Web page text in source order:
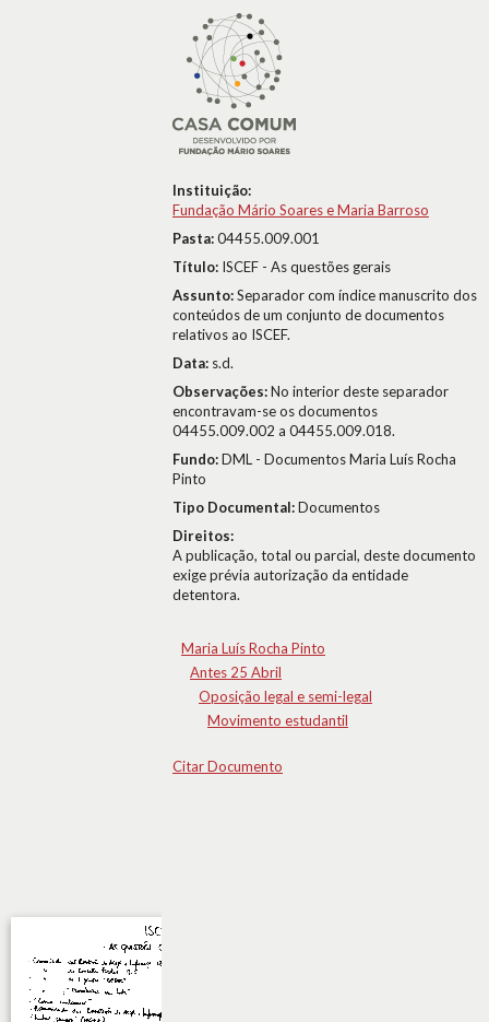
Instituição:
Fundação Mário Soares e Maria Barroso
Pasta:04455.009.001
Título: ISCEF - As questões gerais
Assunto:Separador com índice manuscrito dos
conteúdos de um conjunto de documentos
relativos ao ISCEF.
Data: s.d.
Observações:No interior deste separador
encontravam-se os documentos
04455.009.002 a 04455.009.018.
Fundo:DML - Documentos Maria Luís Rocha
Pinto
Tipo Documental:Documentos
Direitos:
A publicação, total ou parcial, deste documento
exige prévia autorização da entidade
detentora.
Maria Luís Rocha Pinto
Antes 25 Abril
Oposição legal e semi-legal
Movimento estudantil
Citar Documento